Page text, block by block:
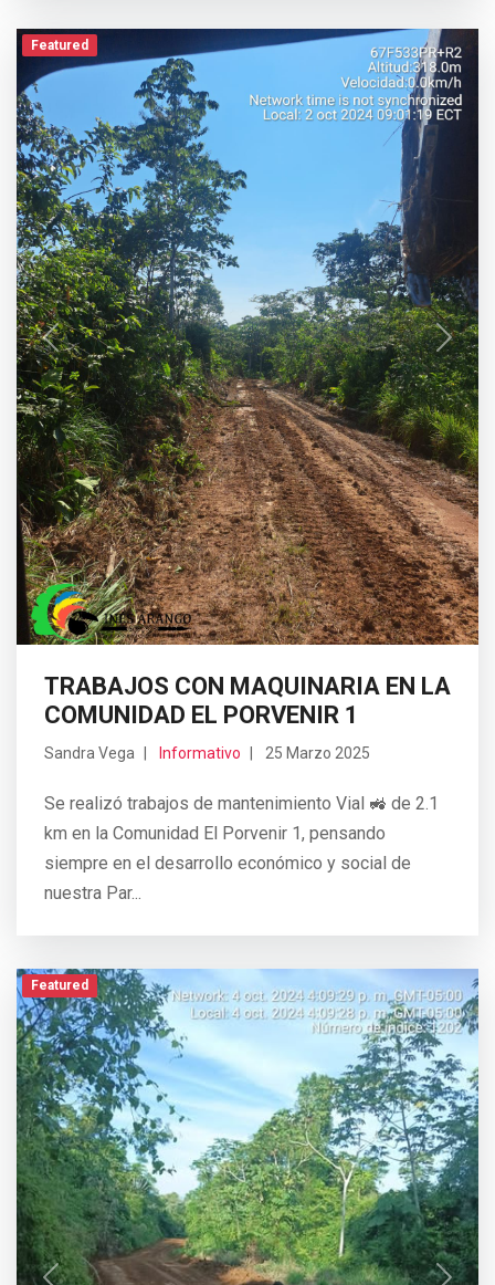
Previous Next
Featured
TRABAJOS CON MAQUINARIA EN LA
COMUNIDAD EL PORVENIR 1
Sandra Vega Informativo 25 Marzo 2025
Se realizó trabajos de mantenimiento Vial 🚜 de 2.1
km en la Comunidad El Porvenir 1, pensando
siempre en el desarrollo económico y social de
nuestra Par...
Featured